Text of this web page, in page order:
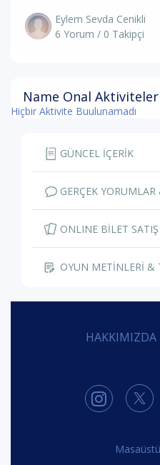
Eylem Sevda Cenikli
6 Yorum / 0 Takipçi
Name Onal
Hiçbir Aktivite Buulunamadı
GÜNCEL İÇERİK
GERÇEK
ONLINE BİLET SATIŞ
OYUN METİNLERİ &
HAKKIMIZDA